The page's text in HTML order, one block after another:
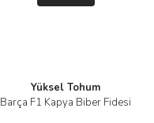
Yüksel Tohum
Barça F1 Kapya Biber Fidesi